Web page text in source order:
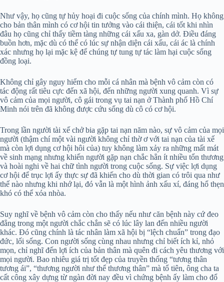
Như vậy, họ cũng tự hủy hoại đi cuộc sống của chính mình. Họ không
cho bản thân mình có cơ hội tin tưởng vào cái thiện, cái tốt khi nhìn
đâu họ cũng chỉ thấy tiềm tàng những cái xấu xa, gàn dở. Điều đáng
buồn hơn, mặc dù có thể có lúc sự nhận diện cái xấu, cái ác là chính
xác nhưng họ lại mặc kệ để chúng tự tung tự tác làm hại cuộc sống
đồng loại.
Không chỉ gây nguy hiểm cho mỗi cá nhân mà bệnh vô cảm còn có
tác động rất tiêu cực đến xã hội, đến những người xung quanh. Vì sự
vô cảm của mọi người, cô gái trong vụ tai nạn ở Thành phố Hồ Chí
Minh nói trên đã không được cứu sống dù cô có cơ hội.
Trong lần người tài xế chở bia gặp tai nạn năm nào, sự vô cảm của mọi
người (thậm chí một vài người không chỉ thờ ơ với tai nạn của tài xế
mà còn lợi dụng cơ hội hôi của) tuy không làm xảy ra những mất mát
về sinh mạng nhưng khiến người gặp nạn chắc hẳn ít nhiều tổn thương
và hoài nghi về hai chữ tình người trong cuộc sống. Sự việc lợi dụng
cơ hội để trục lợi ấy thực sự đã khiến cho dù thời gian có trôi qua như
thế nào nhưng khi nhớ lại, đó vẫn là một hình ảnh xấu xí, đáng hổ thẹn
khó có thể xóa nhòa.
Suy nghĩ về bệnh vô cảm còn cho thấy nếu như căn bệnh này cứ đeo
đẳng trong một người chắc chắn sẽ có lúc lây lan đến nhiều người
khác. Đó cũng chính là tác nhân làm xã hội bị “lệch chuẩn” trong đạo
đức, lối sống. Con người sống cùng nhau nhưng chỉ biết ích kỉ, nhỏ
mọn, chỉ nghĩ đến lợi ích của bản thân mà quên đi cách yêu thương với
mọi người. Bao nhiêu giá trị tốt đẹp của truyền thống “tương thân
tương ái”, “thương người như thể thương thân” mà tổ tiên, ông cha ta
cất công xây dựng từ ngàn đời nay đều vì chứng bệnh ấy làm cho đổ